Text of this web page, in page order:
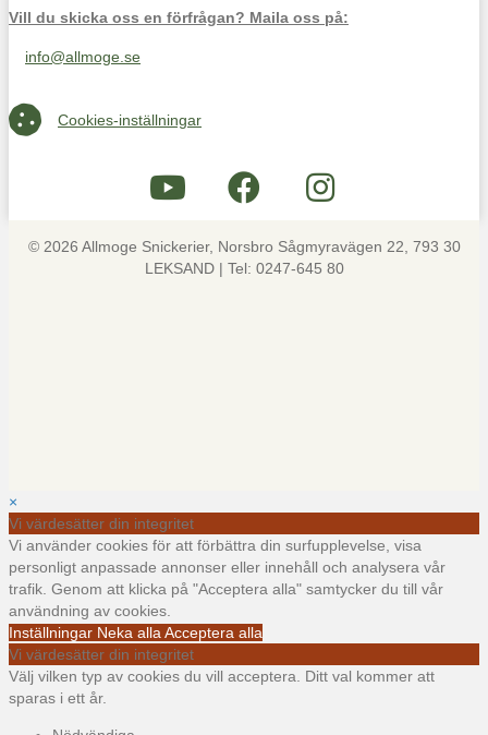
Vill du skicka oss en förfrågan? Maila oss på:
Maila oss på info@allmoge.se
info@allmoge.se
Cookies-inställningar
Cookies-inställningar
© 2026 Allmoge Snickerier, Norsbro Sågmyravägen 22, 793 30
LEKSAND | Tel: 0247-645 80
×
Vi värdesätter din integritet
Vi använder cookies för att förbättra din surfupplevelse, visa
personligt anpassade annonser eller innehåll och analysera vår
trafik. Genom att klicka på "Acceptera alla" samtycker du till vår
användning av cookies.
Inställningar Neka alla Acceptera alla
Vi värdesätter din integritet
Välj vilken typ av cookies du vill acceptera. Ditt val kommer att
sparas i ett år.